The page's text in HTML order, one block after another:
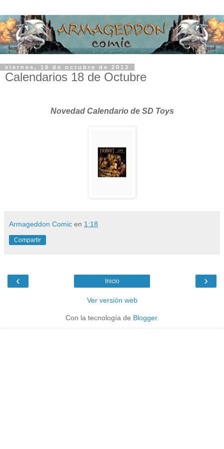
viernes, 18 de octubre de 2013
Calendarios 18 de Octubre
Novedad Calendario de SD Toys
Armageddon Comic en 1:18
Compartir
‹ ›
Inicio
Ver versión web
Con la tecnología de Blogger.